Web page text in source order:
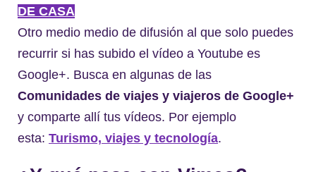
DE CASA
Otro medio medio de difusión al que solo puedes
recurrir si has subido el vídeo a Youtube es
Google+. Busca en algunas de las
Comunidades de viajes y viajeros de Google+
y comparte allí tus vídeos. Por ejemplo
esta: Turismo, viajes y tecnología.